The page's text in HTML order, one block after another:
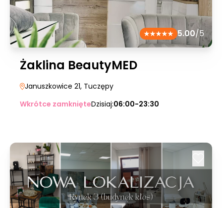
5.00/5
Żaklina BeautyMED
Januszkowice 21, Tuczępy
Wkrótce zamknięteDzisiaj:06:00-23:30